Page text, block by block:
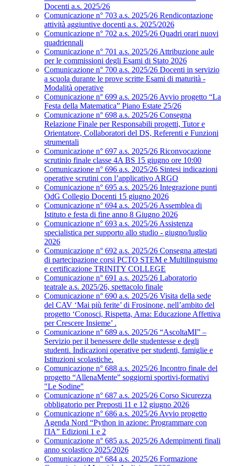
Docenti a.s. 2025/26
Comunicazione n° 703 a.s. 2025/26 Rendicontazione
attività aggiuntive docenti a.s. 2025/2026
Comunicazione n° 702 a.s. 2025/26 Quadri orari nuovi
quadriennali
Comunicazione n° 701 a.s. 2025/26 Attribuzione aule
per le commissioni degli Esami di Stato 2026
Comunicazione n° 700 a.s. 2025/26 Docenti in servizio
a scuola durante le prove scritte Esami di maturità -
Modalità operative
Comunicazione n° 699 a.s. 2025/26 Avvio progetto “La
Festa della Matematica” Piano Estate 25/26
Comunicazione n° 698 a.s. 2025/26 Consegna
Relazione Finale per Responsabili progetti, Tutor e
Orientatore, Collaboratori del DS, Referenti e Funzioni
strumentali
Comunicazione n° 697 a.s. 2025/26 Riconvocazione
scrutinio finale classe 4A BS 15 giugno ore 10:00
Comunicazione n° 696 a.s. 2025/26 Sintesi indicazioni
operative scrutini con l’applicativo ARGO
Comunicazione n° 695 a.s. 2025/26 Integrazione punti
OdG Collegio Docenti 15 giugno 2026
Comunicazione n° 694 a.s. 2025/26 Assemblea di
Istituto e festa di fine anno 8 Giugno 2026
Comunicazione n° 693 a.s. 2025/26 Assistenza
specialistica per supporto allo studio - giugno/luglio
2026
Comunicazione n° 692 a.s. 2025/26 Consegna attestati
di partecipazione corsi PCTO STEM e Multilinguismo
e certificazione TRINITY COLLEGE
Comunicazione n° 691 a.s. 2025/26 Laboratorio
teatrale a.s. 2025/26, spettacolo finale
Comunicazione n° 690 a.s. 2025/26 Visita della sede
del CAV ‘Mai più ferite’ di Frosinone, nell’ambito del
progetto ‘Conosci, Rispetta, Ama: Educazione Affettiva
per Crescere Insieme’ .
Comunicazione n° 689 a.s. 2025/26 “AscoltaMI” –
Servizio per il benessere delle studentesse e degli
studenti. Indicazioni operative per studenti, famiglie e
Istituzioni scolastiche.
Comunicazione n° 688 a.s. 2025/26 Incontro finale del
progetto “AllenaMente” soggiorni sportivi‑formativi
"Le Sodine"
Comunicazione n° 687 a.s. 2025/26 Corso Sicurezza
obbligatorio per Preposti 11 e 12 giugno 2026
Comunicazione n° 686 a.s. 2025/26 Avvio progetto
Agenda Nord “Python in azione: Programmare con
l'IA” Edizioni 1 e 2
Comunicazione n° 685 a.s. 2025/26 Adempimenti finali
anno scolastico 2025/2026
Comunicazione n° 684 a.s. 2025/26 Formazione